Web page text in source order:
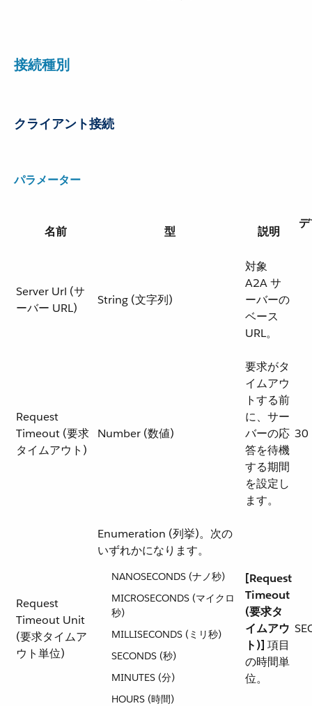
接続種別
クライアント接続
パラメーター
名前 型 説明
Server Url (サ
ーバー URL)
String (文字列)
対象
A2A サ
ーバーの
ベース
URL。
Request
Timeout (要求
タイムアウト)
Number (数値)
要求がタ
イムアウ
トする前
に、サー
バーの応
答を待機
する期間
を設定し
ます。
30
Request
Timeout Unit
(要求タイムア
ウト単位)
Enumeration (列挙)。次の
いずれかになります。
NANOSECONDS (ナノ秒)
MICROSECONDS (マイクロ
秒)
MILLISECONDS (ミリ秒)
SECONDS (秒)
MINUTES (分)
HOURS (時間)
[Request
Timeout
(要求タ
イムアウ
ト)] ​ 項目
の時間単
位。